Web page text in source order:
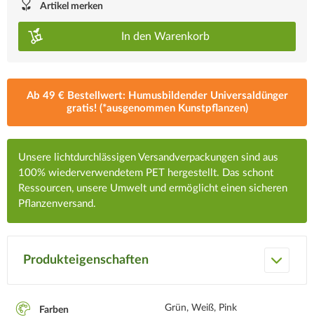
Artikel merken
In den Warenkorb
Ab 49 € Bestellwert: Humusbildender Universaldünger
gratis! (*ausgenommen Kunstpflanzen)
Unsere lichtdurchlässigen Versandverpackungen sind aus
100% wiederverwendetem PET hergestellt. Das schont
Ressourcen, unsere Umwelt und ermöglicht einen sicheren
Pflanzenversand.
Produkteigenschaften
Farben Grün, Weiß, Pink